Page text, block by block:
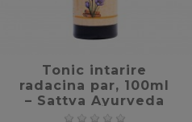
Tonic intarire
radacina par, 100ml
– Sattva Ayurveda